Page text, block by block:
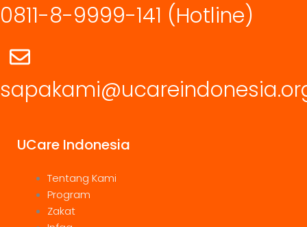
0811-8-9999-141 (Hotline)
UCare Indonesia
Tentang Kami
Program
Zakat